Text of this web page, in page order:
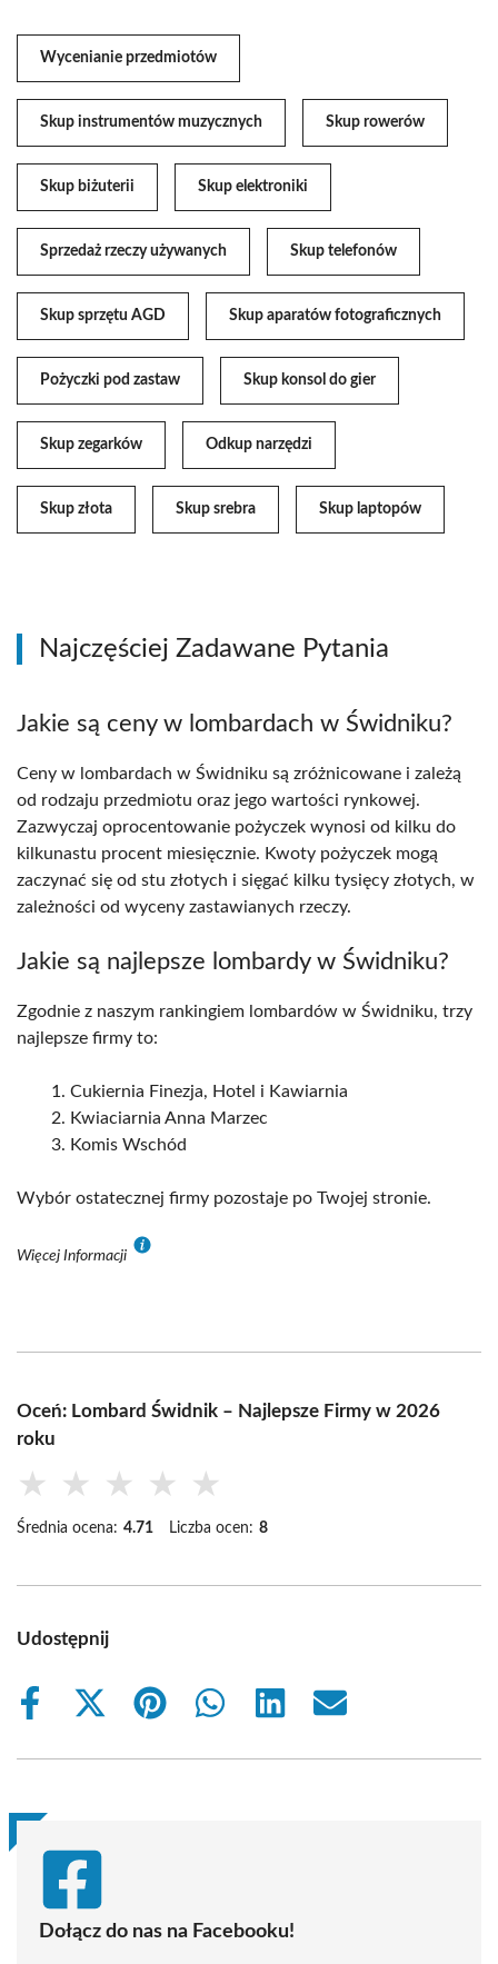
Wycenianie przedmiotów
Skup instrumentów muzycznych Skup rowerów
Skup biżuterii Skup elektroniki
Sprzedaż rzeczy używanych Skup telefonów
Skup sprzętu AGD Skup aparatów fotograficznych
Pożyczki pod zastaw Skup konsol do gier
Skup zegarków Odkup narzędzi
Skup złota Skup srebra Skup laptopów
Najczęściej Zadawane Pytania
Jakie są ceny w lombardach w Świdniku?
Ceny w lombardach w Świdniku są zróżnicowane i zależą
od rodzaju przedmiotu oraz jego wartości rynkowej.
Zazwyczaj oprocentowanie pożyczek wynosi od kilku do
kilkunastu procent miesięcznie. Kwoty pożyczek mogą
zaczynać się od stu złotych i sięgać kilku tysięcy złotych, w
zależności od wyceny zastawianych rzeczy.
Jakie są najlepsze lombardy w Świdniku?
Zgodnie z naszym rankingiem lombardów w Świdniku, trzy
najlepsze firmy to:
Cukiernia Finezja, Hotel i Kawiarnia
Kwiaciarnia Anna Marzec
Komis Wschód
Wybór ostatecznej firmy pozostaje po Twojej stronie.
Więcej Informacji
Oceń: Lombard Świdnik – Najlepsze Firmy w 2026
roku
★ ★ ★ ★ ★
Średnia ocena: 4.71 Liczba ocen: 8
Udostępnij
Share
Share
(Twitter)
Share
Share
Share
Share
Dołącz do nas na Facebooku!